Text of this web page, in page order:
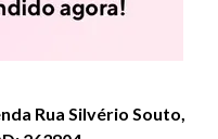
Rua Silvério Souto,